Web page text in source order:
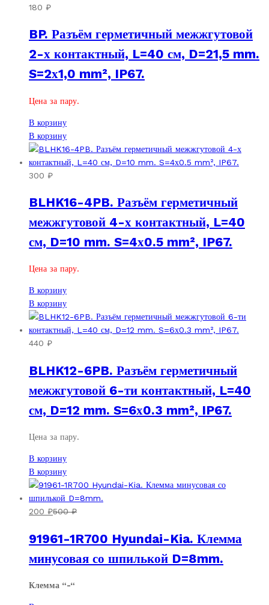
180 ₽
BP. Разъём герметичный межжгутовой
2-х контактный, L=40 см, D=21,5 mm.
S=2х1,0 mm², IP67.
Цена за пару.
В корзину
В корзину
300 ₽
BLHK16-4PB. Разъём герметичный
межжгутовой 4-х контактный, L=40
см, D=10 mm. S=4х0.5 mm², IP67.
Цена за пару.
В корзину
В корзину
440 ₽
BLHK12-6PB. Разъём герметичный
межжгутовой 6-ти контактный, L=40
см, D=12 mm. S=6х0.3 mm², IP67.
Цена за пару.
В корзину
В корзину
200 ₽500₽
91961-1R700 Hyundai-Kia. Клемма
минусовая со шпилькой D=8mm.
Клемма “-“